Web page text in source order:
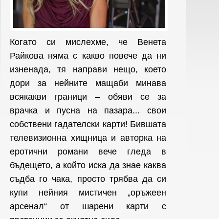
Когато си мислехме, че Венета
Райкова няма с какво повече да ни
изненада, тя направи нещо, което
дори за нейните мащаби минава
всякакви граници – обяви се за
врачка и пусна на пазара... свои
собствени гадателски карти! Бившата
телевизионна хищница и авторка на
еротични романи вече гледа в
бъдещето, а който иска да знае каква
съдба го чака, просто трябва да си
купи нейния мистичен „оръжеен
арсенал“ от шарени карти с